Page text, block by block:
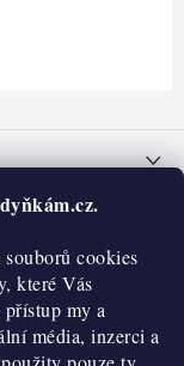
cookies
které Vás
my a
média, inzerci a